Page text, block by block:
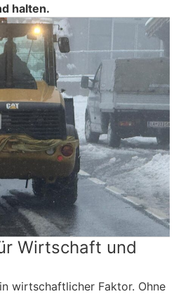
halten.
Wirtschaft und
wirtschaftlicher Faktor. Ohne